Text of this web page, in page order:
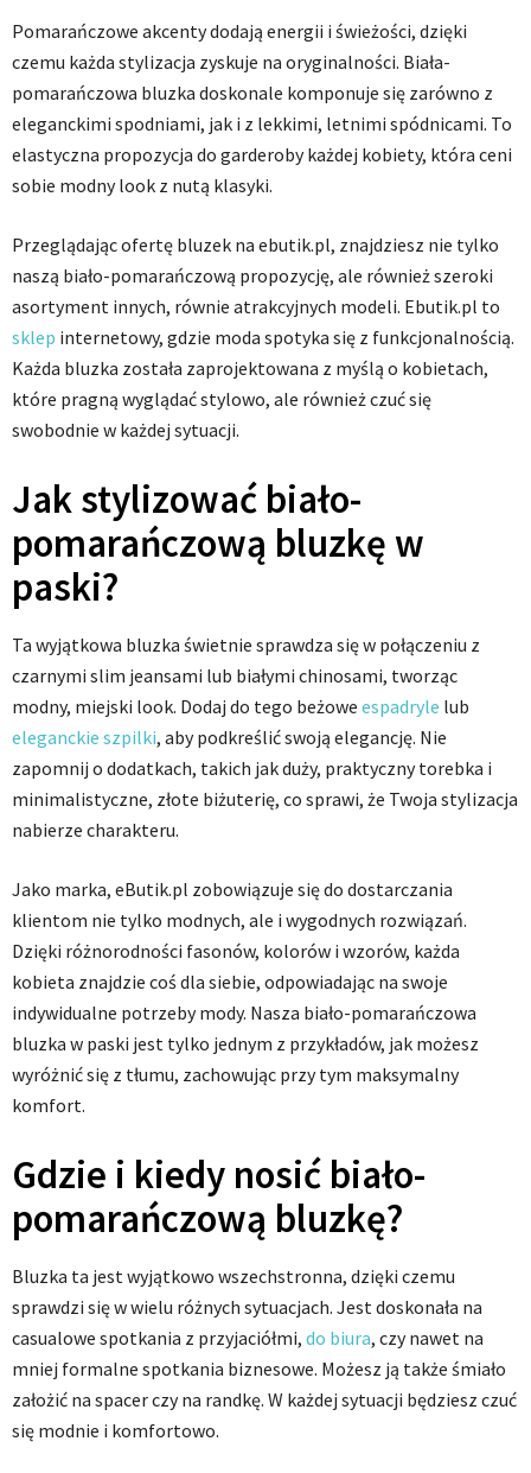
Pomarańczowe akcenty dodają energii i świeżości, dzięki
czemu każda stylizacja zyskuje na oryginalności. Biała-
pomarańczowa bluzka doskonale komponuje się zarówno z
eleganckimi spodniami, jak i z lekkimi, letnimi spódnicami. To
elastyczna propozycja do garderoby każdej kobiety, która ceni
sobie modny look z nutą klasyki.
Przeglądając ofertę bluzek na ebutik.pl, znajdziesz nie tylko
naszą biało-pomarańczową propozycję, ale również szeroki
asortyment innych, równie atrakcyjnych modeli. Ebutik.pl to
sklep internetowy, gdzie moda spotyka się z funkcjonalnością.
Każda bluzka została zaprojektowana z myślą o kobietach,
które pragną wyglądać stylowo, ale również czuć się
swobodnie w każdej sytuacji.
Jak stylizować biało-
pomarańczową bluzkę w
paski?
Ta wyjątkowa bluzka świetnie sprawdza się w połączeniu z
czarnymi slim jeansami lub białymi chinosami, tworząc
modny, miejski look. Dodaj do tego beżowe espadryle lub
eleganckie szpilki, aby podkreślić swoją elegancję. Nie
zapomnij o dodatkach, takich jak duży, praktyczny torebka i
minimalistyczne, złote biżuterię, co sprawi, że Twoja stylizacja
nabierze charakteru.
Jako marka, eButik.pl zobowiązuje się do dostarczania
klientom nie tylko modnych, ale i wygodnych rozwiązań.
Dzięki różnorodności fasonów, kolorów i wzorów, każda
kobieta znajdzie coś dla siebie, odpowiadając na swoje
indywidualne potrzeby mody. Nasza biało-pomarańczowa
bluzka w paski jest tylko jednym z przykładów, jak możesz
wyróżnić się z tłumu, zachowując przy tym maksymalny
komfort.
Gdzie i kiedy nosić biało-
pomarańczową bluzkę?
Bluzka ta jest wyjątkowo wszechstronna, dzięki czemu
sprawdzi się w wielu różnych sytuacjach. Jest doskonała na
casualowe spotkania z przyjaciółmi, do biura, czy nawet na
mniej formalne spotkania biznesowe. Możesz ją także śmiało
założić na spacer czy na randkę. W każdej sytuacji będziesz czuć
się modnie i komfortowo.